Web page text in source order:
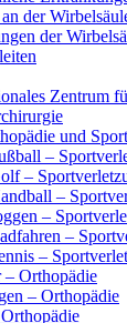
der
der
Zentrum
und
–
–
–
–
–
–
– Orthopädie
– Orthopädie